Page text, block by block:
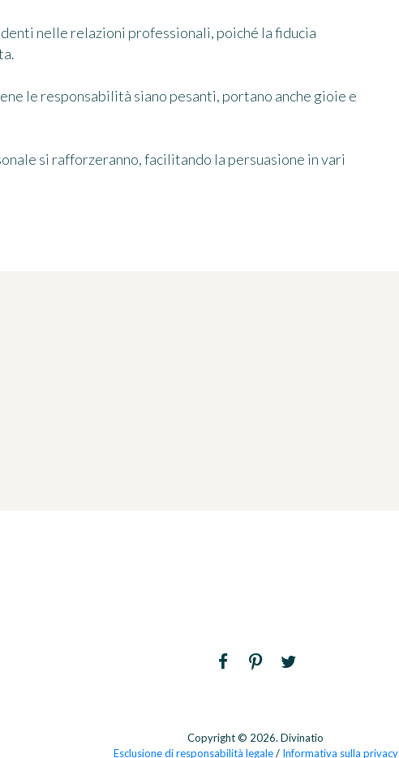
nelle relazioni professionali, poiché la fiducia
le responsabilità siano pesanti, portano anche gioie e
si rafforzeranno, facilitando la persuasione in vari
Copyright © 2026. Divinatio
Esclusione di responsabilità legale/ Informativa sulla privacy